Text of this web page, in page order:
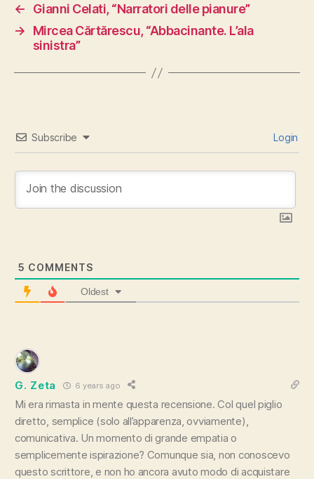
←
Gianni Celati, “Narratori delle pianure”
→
Mircea Cărtărescu, “Abbacinante. L’ala
sinistra”
Subscribe Login
5 COMMENTS
Oldest
G. Zeta 6 years ago
Mi era rimasta in mente questa recensione. Col quel piglio
diretto, semplice (solo all’apparenza, ovviamente),
comunicativa. Un momento di grande empatia o
semplicemente ispirazione? Comunque sia, non conoscevo
questo scrittore, e non ho ancora avuto modo di acquistare